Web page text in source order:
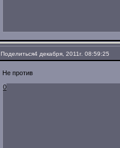
Поделиться4 декабря, 2011г. 08:59:25
Не против
0